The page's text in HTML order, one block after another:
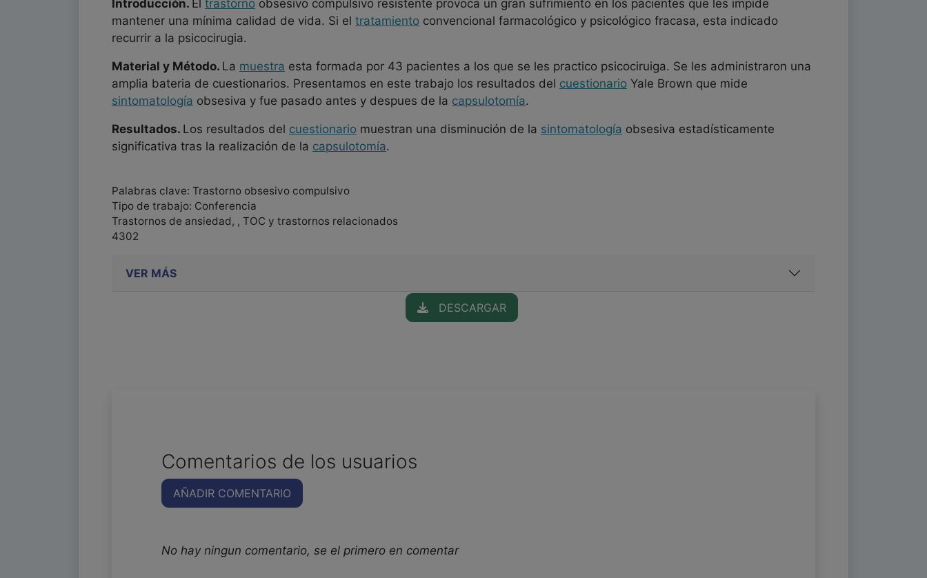
Introducción. El trastorno obsesivo compulsivo resistente provoca un gran sufrimiento en los pacientes que les impide
mantener una mínima calidad de vida. Si el tratamiento convencional farmacológico y psicológico fracasa, esta indicado
recurrir a la psicocirugia.
Material y Método. La muestra esta formada por 43 pacientes a los que se les practico psicociruiga. Se les administraron una
amplia bateria de cuestionarios. Presentamos en este trabajo los resultados del cuestionario Yale Brown que mide
sintomatología obsesiva y fue pasado antes y despues de la capsulotomía.
Resultados. Los resultados del cuestionario muestran una disminución de la sintomatología obsesiva estadísticamente
significativa tras la realización de la capsulotomía.
Palabras clave: Trastorno obsesivo compulsivo
Tipo de trabajo: Conferencia
Trastornos de ansiedad, , TOC y trastornos relacionados
4302
VER MÁS
DESCARGAR
Comentarios de los usuarios
AÑADIR COMENTARIO
No hay ningun comentario, se el primero en comentar